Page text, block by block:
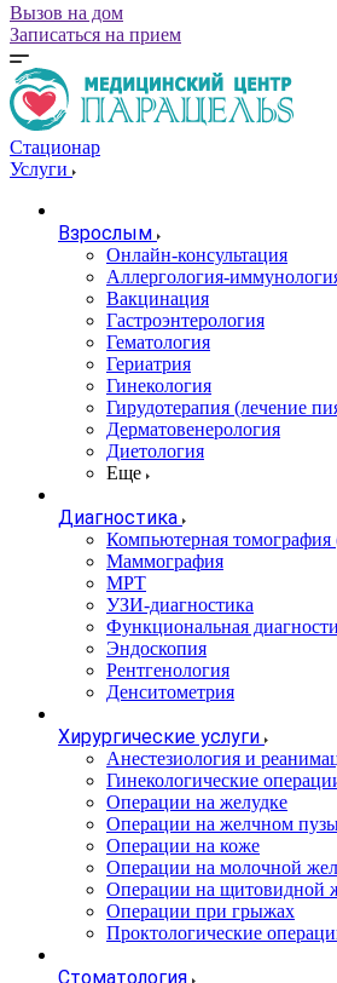
Вызов на дом
Записаться на прием
Стационар
Услуги
Взрослым
Онлайн-консультация
Аллергология-
Вакцинация
Гастроэнтерология
Гематология
Гериатрия
Гинекология
Гирудотерапия (лечение
Дерматовенерология
Диетология
Еще
Диагностика
Компьютерная
Маммография
МРТ
УЗИ-диагностика
Функциональная
Эндоскопия
Рентгенология
Денситометрия
Хирургические услуги
Анестезиология и
Гинекологические
Операции на желудке
Операции на желчном
Операции на коже
Операции на молочной
Операции на щитовидной
Операции при грыжах
Проктологические
Стоматология